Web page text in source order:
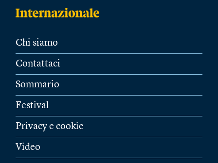
Chi siamo
Contattaci
Sommario
Festival
Privacy e cookie
Video